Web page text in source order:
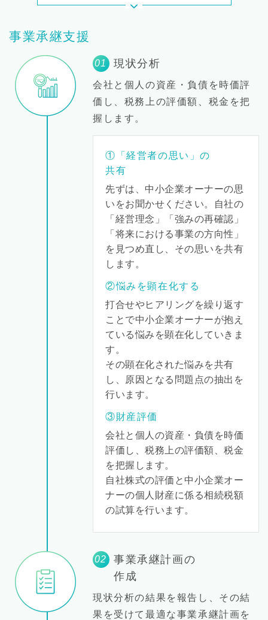
事業承継支援
01 現状分析
会社と個人の資産・負債を時価評
価し、税務上の評価額、税金を把
握します。
①「経営者の思い」の
共有
先ずは、中小企業オーナーの思
いをお聞かせください。
自社の
「経営理念」「強みの再確認」
「将来における事業の方向性」
を見つめ直し、その思いを共有
します。
②悩みを顕在化する
打合せやヒアリングを繰り返す
ことで中小企業オーナーが抱え
ている悩みを顕在化していきま
す。
その顕在化された悩みを共有
し、原因となる問題点の抽出を
行います。
③財産評価
会社と個人の資産・負債を時価
評価し、税務上の評価額、税金
を把握します。
自社株式の評価と中小企業オー
ナーの個人財産に係る相続税額
の試算を行います。
02
事業承継計画の
作成
現状分析の結果を報告し、その結
果を受けて最適な事業承継計画を